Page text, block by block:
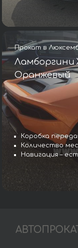
Прокат в
Ламборгини
Оранжевый
Коробка
Количество
Навигация –